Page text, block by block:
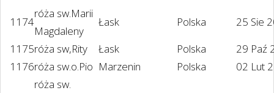
1174
róża sw.Marii
Magdaleny
Łask Polska
25 Sie
1175róża sw,Rity Łask Polska
29 Paź
1176róża sw.o.Pio Marzenin Polska 02 Lut
róża sw.